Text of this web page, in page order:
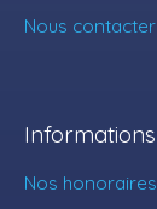
Nous contacter
Informations
Nos honoraires